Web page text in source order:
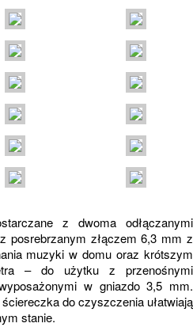
z dwoma odłączanymi
posrebrzanym złączem 6,3 mm z
muzyki w domu oraz krótszym
– do użytku z przenośnymi
w gniazdo 3,5 mm.
do czyszczenia ułatwiają
stanie.